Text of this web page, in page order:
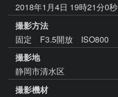
2018年1月4日 19時21分0秒
撮影方法
固定 F3.5開放 ISO800
撮影地
静岡市清水区
撮影機材